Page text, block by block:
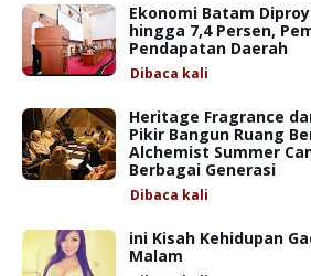
Ekonomi Batam
hingga 7,4 Persen,
Pendapatan Daerah
Dibaca kali
Heritage Fragrance
Pikir Bangun Ruang
Alchemist Summer
Berbagai Generasi
Dibaca kali
ini Kisah Kehidupan
Malam